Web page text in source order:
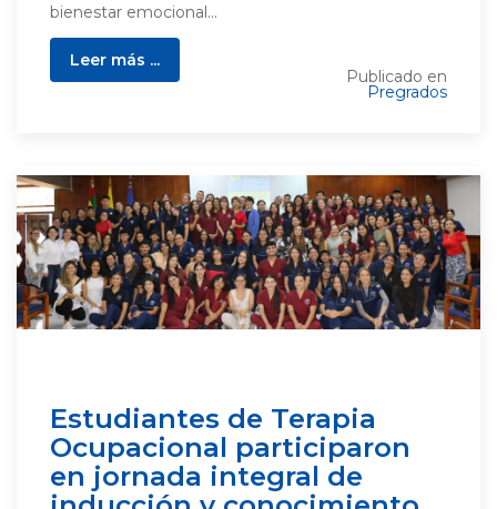
bienestar emocional...
Leer más ...
Publicado en
Pregrados
Estudiantes de Terapia
Ocupacional participaron
en jornada integral de